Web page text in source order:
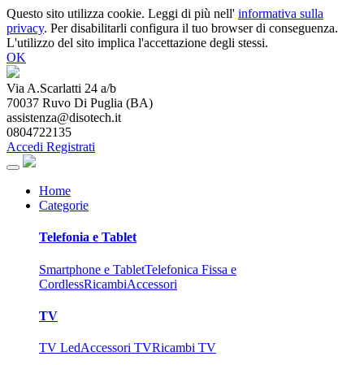
Questo sito utilizza cookie. Leggi di più nell' informativa sulla
privacy. Per disabilitarli configura il tuo browser di conseguenza.
L'utilizzo del sito implica l'accettazione degli stessi.
OK
Via A.Scarlatti 24 a/b
70037 Ruvo Di Puglia (BA)
assistenza@disotech.it
0804722135
Accedi Registrati
Home
Categorie
Telefonia e Tablet
Smartphone e TabletTelefonica Fissa e
CordlessRicambiAccessori
TV
TV LedAccessori TVRicambi TV